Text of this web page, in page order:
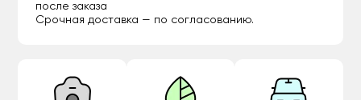
после заказа
Срочная доставка — по согласованию.